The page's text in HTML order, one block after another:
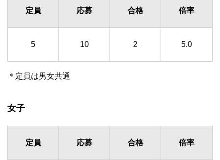
定員 応募 合格 倍率
5 10 2 5.0
＊定員は男女共通
女子
定員 応募 合格 倍率